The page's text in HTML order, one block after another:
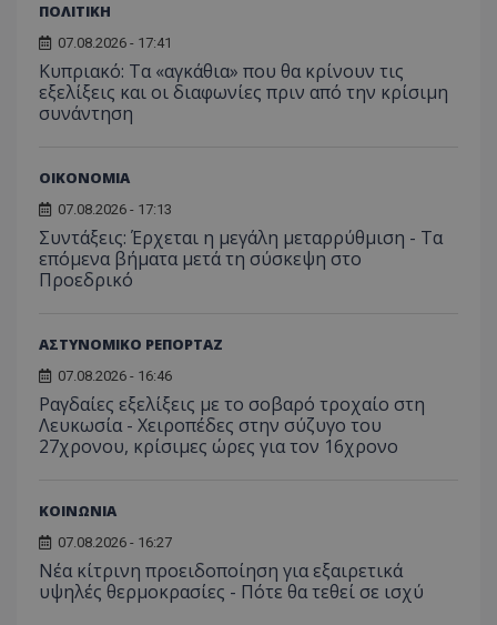
ΠΟΛΙΤΙΚΗ
07.08.2026 - 17:41
Κυπριακό: Τα «αγκάθια» που θα κρίνουν τις
εξελίξεις και οι διαφωνίες πριν από την κρίσιμη
συνάντηση
ΟΙΚΟΝΟΜΙΑ
07.08.2026 - 17:13
Συντάξεις: Έρχεται η μεγάλη μεταρρύθμιση - Τα
επόμενα βήματα μετά τη σύσκεψη στο
Προεδρικό
ΑΣΤΥΝΟΜΙΚΟ ΡΕΠΟΡΤΑΖ
07.08.2026 - 16:46
Ραγδαίες εξελίξεις με το σοβαρό τροχαίο στη
Λευκωσία - Χειροπέδες στην σύζυγο του
27χρονου, κρίσιμες ώρες για τον 16χρονο
ΚΟΙΝΩΝΙΑ
07.08.2026 - 16:27
Νέα κίτρινη προειδοποίηση για εξαιρετικά
υψηλές θερμοκρασίες - Πότε θα τεθεί σε ισχύ
VISITOR_PRIVACY_METADATA
.youtube.com